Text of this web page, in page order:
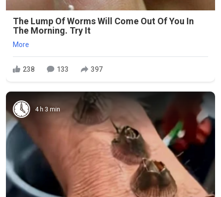
The Lump Of Worms Will Come Out Of You In
The Morning. Try It
More
238 133 397
4 h 3 min